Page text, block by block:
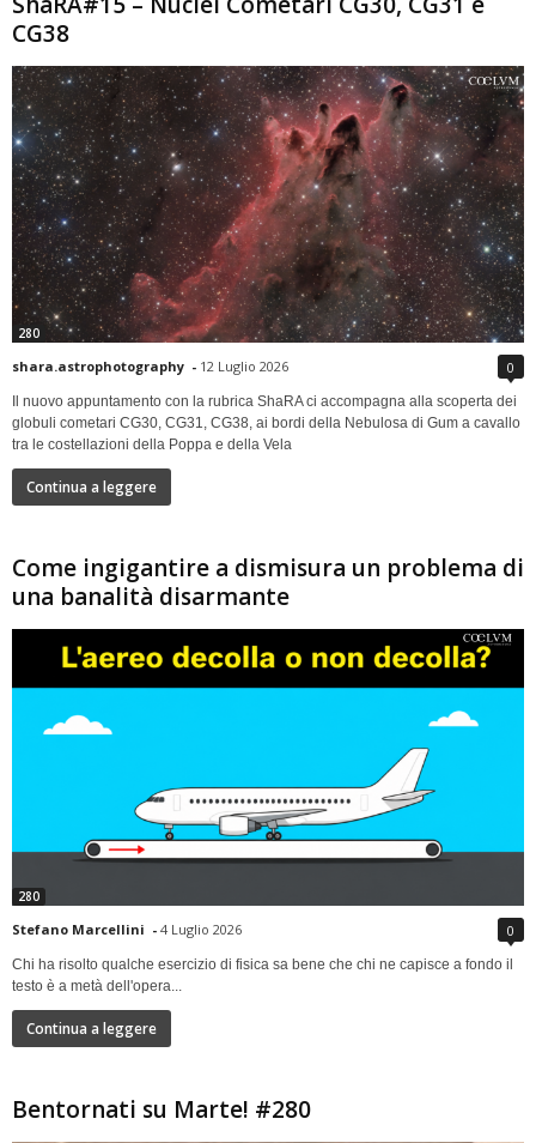
CG38
280
shara.astrophotography - 12 Luglio 2026 0
Il nuovo appuntamento con la rubrica ShaRA ci accompagna alla scoperta dei
globuli cometari CG30, CG31, CG38, ai bordi della Nebulosa di Gum a cavallo
tra le costellazioni della Poppa e della Vela
Continua a leggere
Come ingigantire a dismisura un problema di
una banalità disarmante
280
Stefano Marcellini - 4 Luglio 2026 0
Chi ha risolto qualche esercizio di fisica sa bene che chi ne capisce a fondo il
testo è a metà dell'opera...
Continua a leggere
Bentornati su Marte! #280